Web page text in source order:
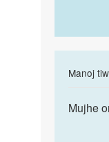
Manoj
Mujhe
Mujhe